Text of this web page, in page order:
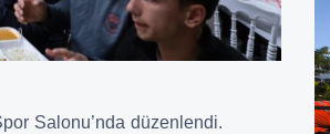
Salonu’nda düzenlendi.